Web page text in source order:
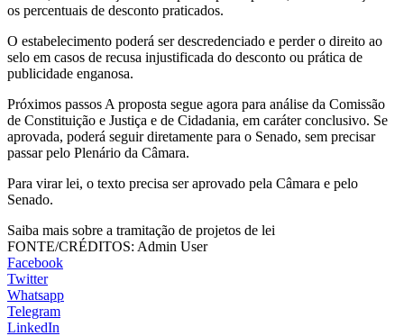
os percentuais de desconto praticados.
O estabelecimento poderá ser descredenciado e perder o direito ao
selo em casos de recusa injustificada do desconto ou prática de
publicidade enganosa.
Próximos passos A proposta segue agora para análise da Comissão
de Constituição e Justiça e de Cidadania, em caráter conclusivo. Se
aprovada, poderá seguir diretamente para o Senado, sem precisar
passar pelo Plenário da Câmara.
Para virar lei, o texto precisa ser aprovado pela Câmara e pelo
Senado.
Saiba mais sobre a tramitação de projetos de lei
FONTE/CRÉDITOS: Admin User
Facebook
Twitter
Whatsapp
Telegram
LinkedIn